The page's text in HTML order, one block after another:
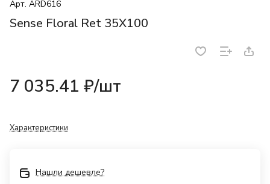
Арт. ARD616
Sense Floral Ret 35X100
7 035.41 ₽/шт
Характеристики
Нашли дешевле?